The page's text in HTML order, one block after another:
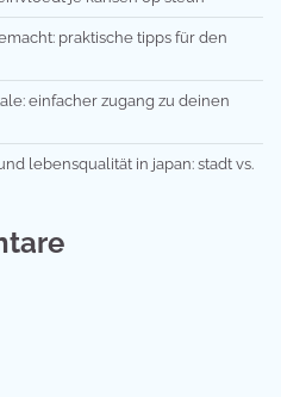
praktische tipps für den
einfacher zugang zu deinen
lebensqualität in japan: stadt vs.